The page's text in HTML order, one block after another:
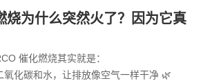
烧为什么突然火了？因为它真
催化燃烧其实就是：
化碳和水，让排放像空气一样干净 🌿